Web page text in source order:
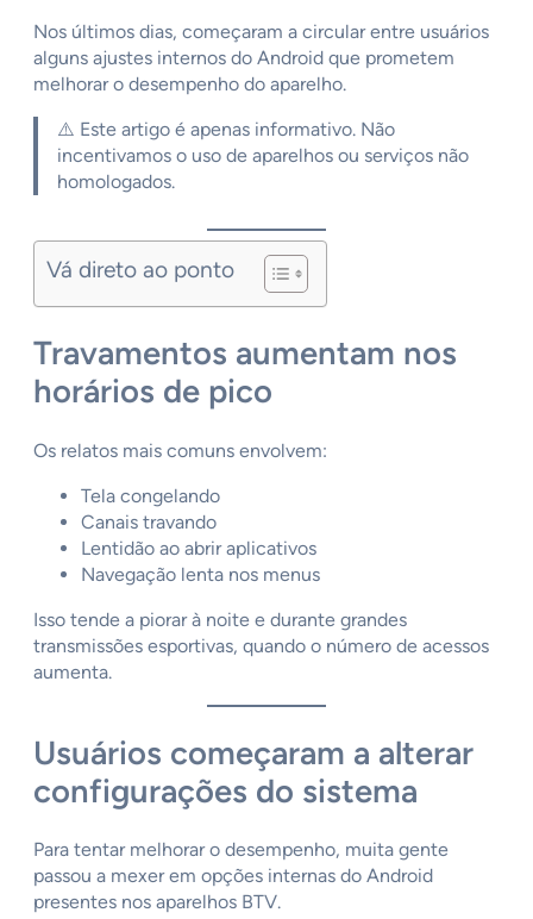
Nos últimos dias, começaram a circular entre usuários
alguns ajustes internos do Android que prometem
melhorar o desempenho do aparelho.
⚠️ Este artigo é apenas informativo. Não
incentivamos o uso de aparelhos ou serviços não
homologados.
Vá direto ao ponto
Travamentos aumentam nos
horários de pico
Os relatos mais comuns envolvem:
Tela congelando
Canais travando
Lentidão ao abrir aplicativos
Navegação lenta nos menus
Isso tende a piorar à noite e durante grandes
transmissões esportivas, quando o número de acessos
aumenta.
Usuários começaram a alterar
configurações do sistema
Para tentar melhorar o desempenho, muita gente
passou a mexer em opções internas do Android
presentes nos aparelhos BTV.